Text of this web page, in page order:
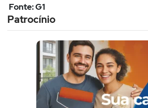
Fonte: G1
Patrocínio